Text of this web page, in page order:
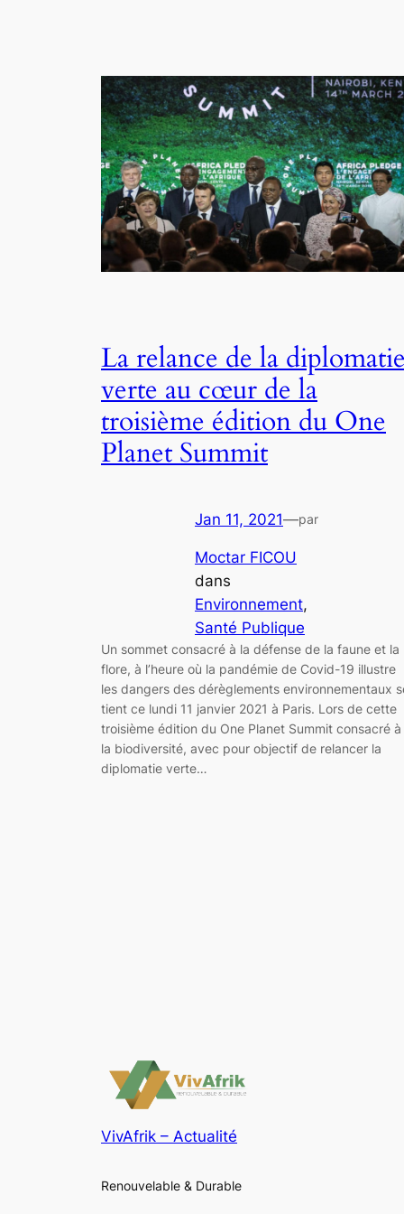
La relance de la
verte au cœur de la
troisième édition du One
Planet Summit
Jan 11, 2021—par
Moctar FICOU
dans
Environnement
Santé Publique
Un sommet consacré à la défense de la faune et la
flore, à l’heure où la pandémie de Covid-19 illustre
les dangers des dérèglements environnementaux
tient ce lundi 11 janvier 2021 à Paris. Lors de cette
troisième édition du One Planet Summit consacré à
la biodiversité, avec pour objectif de relancer la
diplomatie verte…
VivAfrik – Actualité
Renouvelable & Durable